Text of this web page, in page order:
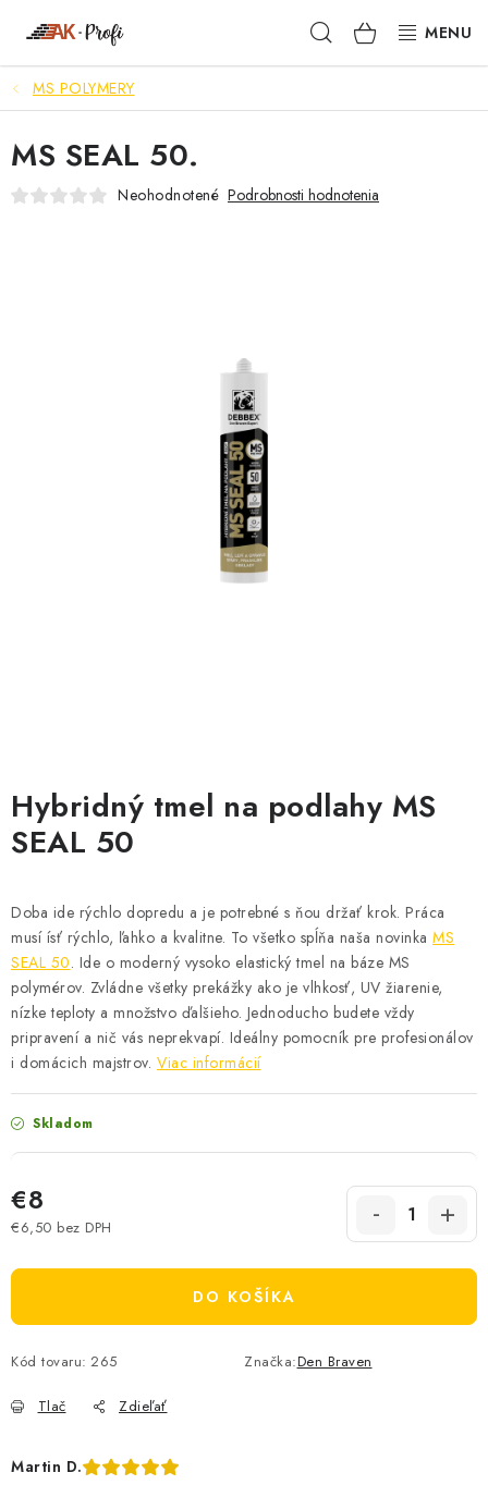
Hľadať
KOŠÍK
SIGMA
TENAX
VŠETKO ČO POTREBUJEŠ
ODSÁVANIE NA REZANIE A BRÚSENIE OBKLADOV
Podmienky ochrany osobných údajov
Hodnotenie obchodu
MS POLYMERY
Hybridný tmel na podlahy MS
SEAL 50
Doba ide rýchlo dopredu a je potrebné s ňou držať krok. Práca
musí ísť rýchlo, ľahko a kvalitne. To všetko spĺňa naša novinka MS
SEAL 50. Ide o moderný vysoko elastický tmel na báze MS
polymérov. Zvládne všetky prekážky ako je vlhkosť, UV žiarenie,
nízke teploty a množstvo ďalšieho. Jednoducho budete vždy
pripravení a nič vás neprekvapí. Ideálny pomocník pre profesionálov
i domácich majstrov. Viac informácií
Skladom
€8
€6,50 bez DPH
DO KOŠÍKA
Kód tovaru: 265 Značka:Den Braven
Tlač Zdieľať
Martin D.
MS SEAL 50.
Neohodnotené Podrobnosti hodnotenia